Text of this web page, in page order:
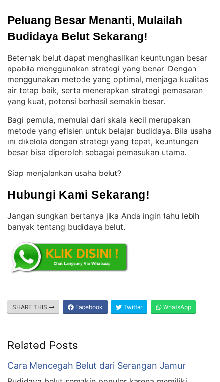
Peluang Besar Menanti, Mulailah
Budidaya Belut Sekarang!
Beternak belut dapat menghasilkan keuntungan besar
apabila menggunakan strategi yang benar. Dengan
menggunakan metode yang optimal, menjaga kualitas
air tetap baik, serta menerapkan strategi pemasaran
yang kuat, potensi berhasil semakin besar.
Bagi pemula, memulai dari skala kecil merupakan
metode yang efisien untuk belajar budidaya. Bila usaha
ini dikelola dengan strategi yang tepat, keuntungan
besar bisa diperoleh sebagai pemasukan utama.
Siap menjalankan usaha belut?
Hubungi Kami Sekarang!
Jangan sungkan bertanya jika Anda ingin tahu lebih
banyak tentang budidaya belut.
SHARE THIS Facebook Twitter WhatsApp
Related Posts
Cara Mencegah Belut dari Serangan Jamur